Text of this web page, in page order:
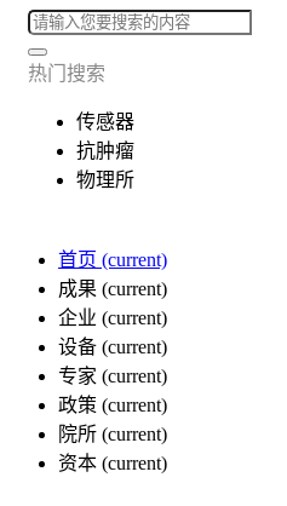
热门搜索
传感器
抗肿瘤
物理所
首页 (current)
成果 (current)
企业 (current)
设备 (current)
专家 (current)
政策 (current)
院所 (current)
资本 (current)